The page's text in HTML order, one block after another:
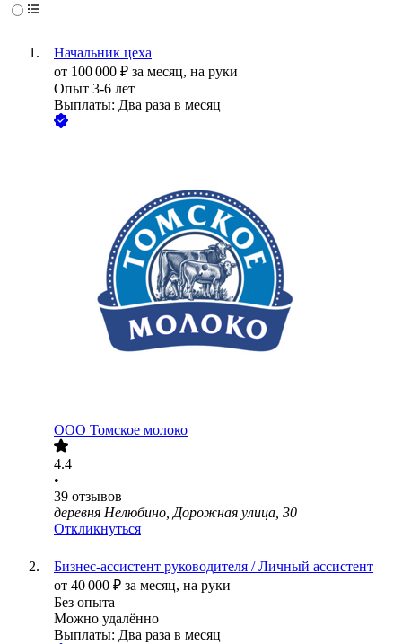
Начальник цеха
от 100 000 ₽ за месяц, на руки
Опыт 3-6 лет
Выплаты: Два раза в месяц
ООО Томское молоко
4.4
•
39 отзывов
деревня Нелюбино, Дорожная улица, 30
Откликнуться
Бизнес-ассистент руководителя / Личный ассистент
от 40 000 ₽ за месяц, на руки
Без опыта
Можно удалённо
Выплаты: Два раза в месяц